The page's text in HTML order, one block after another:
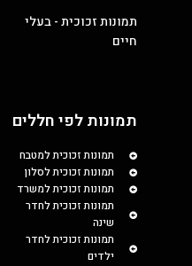
תמונות זכוכית - בעלי
חיים
תמונות לפי חללים
תמונות זכוכית למטבח
תמונות זכוכית לסלון
תמונות זכוכית למשרד
תמונות זכוכית לחדר
שינה
תמונות זכוכית לחדר
ילדים